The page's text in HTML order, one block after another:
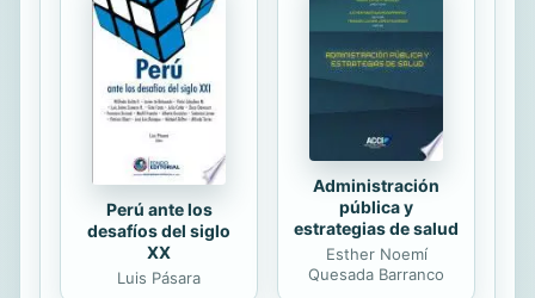
los exámenes tal como se
propusieron en su día, por lo que se
ha mantenido íntegramente el
contenido de todos los enunciados.
Esperamos que esta obra sea una
Perú ante los
desafíos del siglo
XX
Luis Pásara
Administración
pública y
estrategias de salud
Esther Noemí
Quesada Barranco